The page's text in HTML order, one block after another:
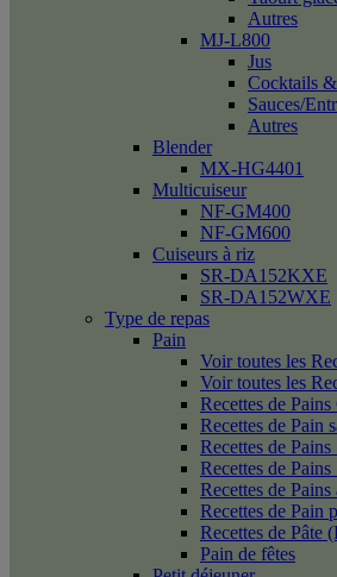
Autres
MJ-L800
Jus
Cocktails
Sauces/
Autres
Blender
MX-HG4401
Multicuiseur
NF-GM400
NF-GM600
Cuiseurs à riz
SR-DA152KXE
SR-DA152WXE
Type de repas
Pain
Voir toutes les
Voir toutes les
Recettes de Pains
Recettes de Pain
Recettes de Pains
Recettes de Pains
Recettes de
Recettes de Pain
Recettes de Pâte
Pain de fêtes